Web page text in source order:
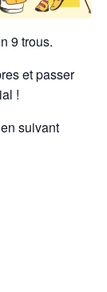
9 trous.
et passer
!
suivant